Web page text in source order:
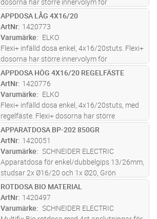
dosorna har större innervolym för
anslutningar, puckar och i allmänhet mer luft
för ökad livslängd av elektronik. För
skivtjocklek 24-51mm. Med spik- o
ST Lägg i kundvagn
APPDOSA LÅG 4X16/20
ArtNr 1420773
Varumärke
ELKO
Flexi+ infälld dosa enkel, 4x16/20stuts. Flexi+
dosorna har större innervolym för
anslutningar, puckar och i allmänhet mer luft
för ökad livslängd av elektronik. För
skivtjocklek 9-26mm. Med spik- oc
ST Lägg i kundvagn
APPDOSA HÖG 4X16/20 REGELFÄSTE
ArtNr 1420776
Varumärke
ELKO
Flexi+ infälld dosa enkel, 4x16/20stuts, med
regelfäste. Flexi+ dosorna har större
innervolym för anslutningar, puckar och i
allmänhet mer luft för ökad livslängd av
elektronik. För skivtjocklek 24-5...läs mer
ST Lägg i kundvagn
APPARATDOSA BP-202 850GR
ArtNr 1420051
Varumärke
SCHNEIDER ELECTRIC
Apparatdosa för enkel/dubbelgips 13/26mm,
studsar 2x Ø16/20 och 1x Ø20, Grön
ST Lägg i kundvagn
ROTDOSA BIO MATERIAL
ArtNr 1420497
Varumärke
SCHNEIDER ELECTRIC